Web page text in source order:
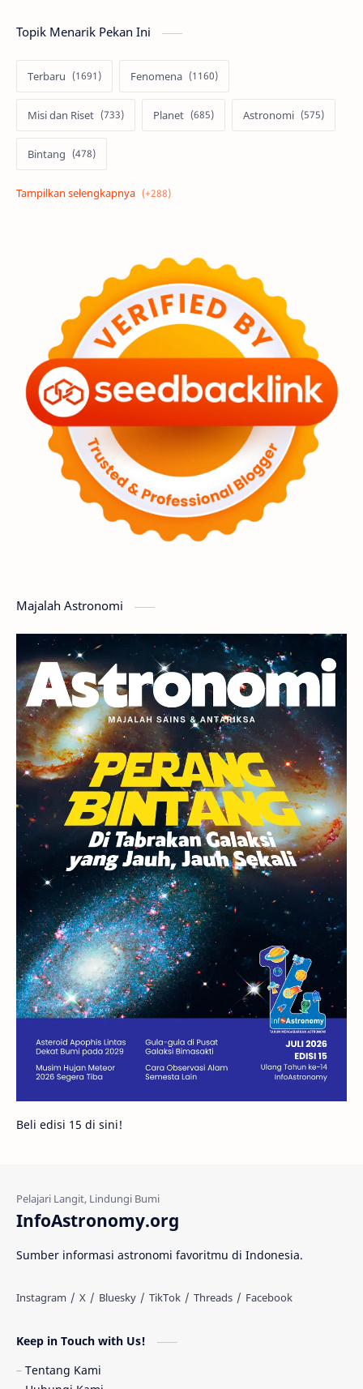
Topik Menarik Pekan Ini
Terbaru Fenomena
Misi dan Riset Planet Astronomi
Bintang
Alam semesta Galaksi
Tata Surya Hype
Asteroid Observasi
Premium Komet Bulan
Penelitian Serba-serbi Satelit
Luar Angkasa Video Aurora
Supernova Nebula Sponsored
Featured Mars
GMT 2016
Planet Kerdil Bumi Pengetahuan
Berita Hujan Meteor Satelit Alami
Rasi Bintang Teleskop Saturnus
GBT 2018 UFO Advertorial
Astrofotografi
Stasiun Luar Angkasa Internasional
Gugus Bintang Menarik Dibaca
Venus Pluto Galaksi Kerdil
Gambar Harian Titan
Bintang Neutron Hubble Tips
Juno Bintang Biner
Fakta Galaksi Spiral
Gerhana Matahari
Majalah Astronomi
Beli edisi 15 di sini!
InfoAstronomy.org
Sumber informasi astronomi favoritmu di Indonesia.
Keep in Touch with Us!
Tentang Kami